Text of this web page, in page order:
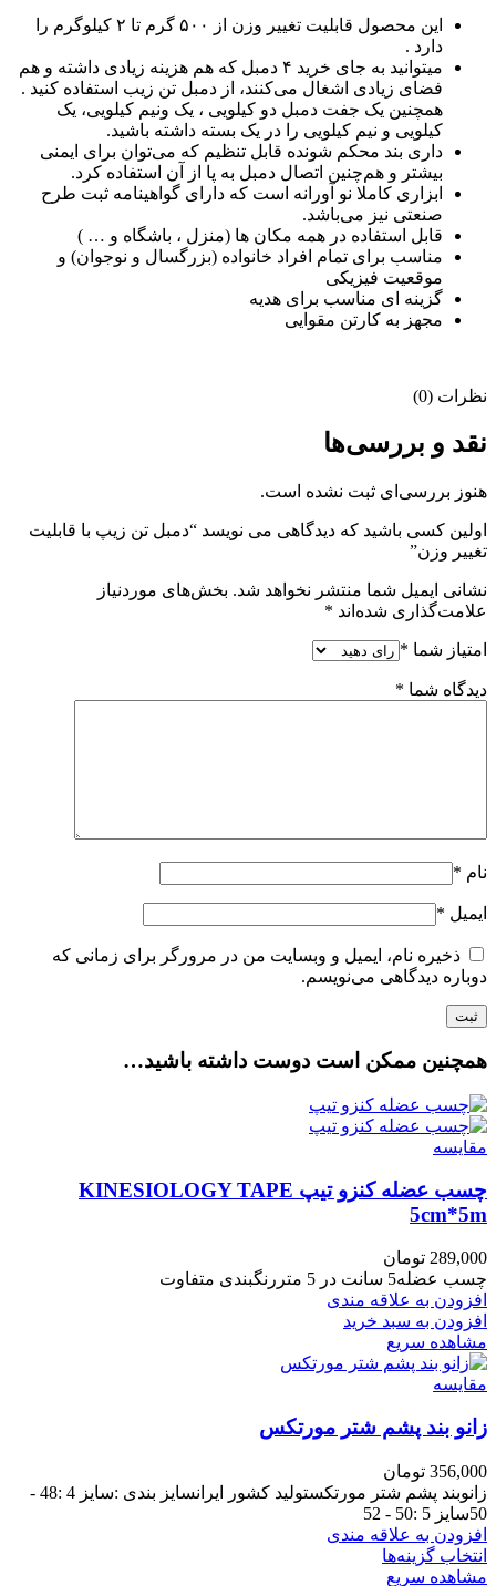
این محصول قابلیت تغییر وزن از ۵۰۰ گرم تا ۲ کیلوگرم را
دارد .
میتوانید به جای خرید ۴ دمبل که هم هزینه زیادی داشته و هم
فضای زیادی اشغال می‌کنند، از دمبل تن زیب استفاده کنید .
همچنین یک جفت دمبل دو کیلویی ، یک ونیم کیلویی، یک
کیلویی و نیم کیلویی را در یک بسته داشته باشید.
داری بند محکم شونده قابل تنظیم که می‌توان برای ایمنی
بیشتر و هم‌چنین اتصال دمبل به پا از آن استفاده کرد.
ابزاری کاملا نو آورانه است که دارای گواهینامه ثبت طرح
صنعتی نیز می‌باشد.
قابل استفاده در همه مکان ها (منزل ، باشگاه و … )
مناسب برای تمام افراد خانواده (بزرگسال و نوجوان) و
موقعیت فیزیکی
گزینه ای مناسب برای هدیه
مجهز به کارتن مقوایی
نظرات (0)
نقد و بررسی‌ها
هنوز بررسی‌ای ثبت نشده است.
اولین کسی باشید که دیدگاهی می نویسد “دمبل تن زیپ با قابلیت
تغییر وزن”
نشانی ایمیل شما منتشر نخواهد شد. بخش‌های موردنیاز
علامت‌گذاری شده‌اند *
امتیاز شما *
دیدگاه شما *
نام *
ایمیل *
ذخیره نام، ایمیل و وبسایت من در مرورگر برای زمانی که
دوباره دیدگاهی می‌نویسم.
همچنین ممکن است دوست داشته باشید…
مقایسه
چسب عضله کنزو تیپ KINESIOLOGY TAPE
5cm*5m
289,000 تومان
چسب عضله5 سانت در 5 متررنگبندی متفاوت
افزودن به علاقه مندی
افزودن به سبد خرید
مشاهده سریع
مقایسه
زانو بند پشم شتر مورتکس
356,000 تومان
زانوبند پشم شتر مورتکستولید کشور ایرانسایز بندی :سایز 4 :48 -
50سایز 5 :50 - 52
افزودن به علاقه مندی
انتخاب گزینه‌ها
مشاهده سریع